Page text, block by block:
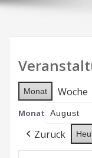
Monat Woche
Monat
Zurück